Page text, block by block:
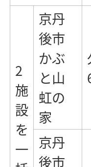
2
施
設
を
一
京丹
後市
かぶ
と山
虹の
家
京丹
後市